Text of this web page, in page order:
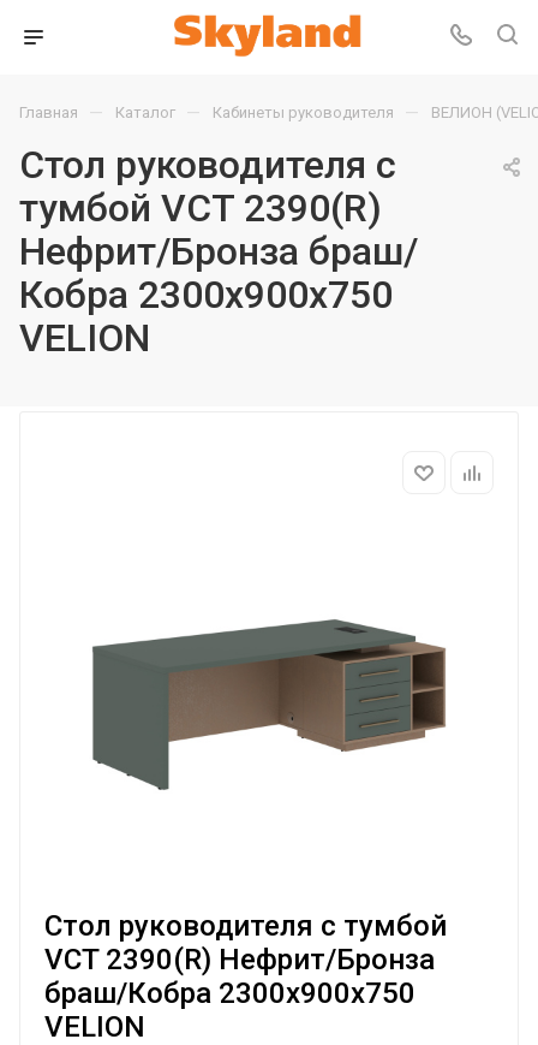
Главная — Каталог — Кабинеты руководителя — ВЕЛИОН
Стол руководителя с
тумбой VCT 2390(R)
Нефрит/Бронза браш/
Кобра 2300х900х750
VELION
Стол руководителя с тумбой
VCT 2390(R) Нефрит/Бронза
браш/Кобра 2300х900х750
VELION